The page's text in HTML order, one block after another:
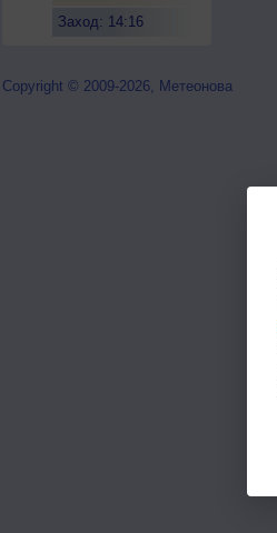
Заход: 14:16
Copyright © 2009-2026, Метеонова